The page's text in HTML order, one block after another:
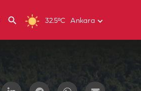
32.5ºC Ankara